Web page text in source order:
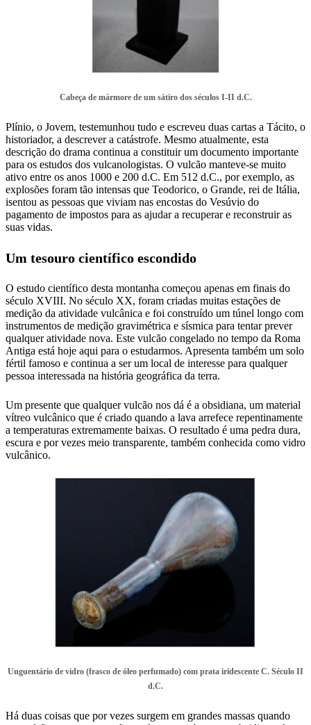
Cabeça de mármore de um sátiro dos séculos I-II d.C.
Plínio, o Jovem, testemunhou tudo e escreveu duas cartas a Tácito, o
historiador, a descrever a catástrofe. Mesmo atualmente, esta
descrição do drama continua a constituir um documento importante
para os estudos dos vulcanologistas. O vulcão manteve-se muito
ativo entre os anos 1000 e 200 d.C. Em 512 d.C., por exemplo, as
explosões foram tão intensas que Teodorico, o Grande, rei de Itália,
isentou as pessoas que viviam nas encostas do Vesúvio do
pagamento de impostos para as ajudar a recuperar e reconstruir as
suas vidas.
Um tesouro científico escondido
O estudo científico desta montanha começou apenas em finais do
século XVIII. No século XX, foram criadas muitas estações de
medição da atividade vulcânica e foi construído um túnel longo com
instrumentos de medição gravimétrica e sísmica para tentar prever
qualquer atividade nova. Este vulcão congelado no tempo da Roma
Antiga está hoje aqui para o estudarmos. Apresenta também um solo
fértil famoso e continua a ser um local de interesse para qualquer
pessoa interessada na história geográfica da terra.
Um presente que qualquer vulcão nos dá é a obsidiana, um material
vítreo vulcânico que é criado quando a lava arrefece repentinamente
a temperaturas extremamente baixas. O resultado é uma pedra dura,
escura e por vezes meio transparente, também conhecida como vidro
vulcânico.
Unguentário de vidro (frasco de óleo perfumado) com prata iridescente C. Século II
d.C.
Há duas coisas que por vezes surgem em grandes massas quando